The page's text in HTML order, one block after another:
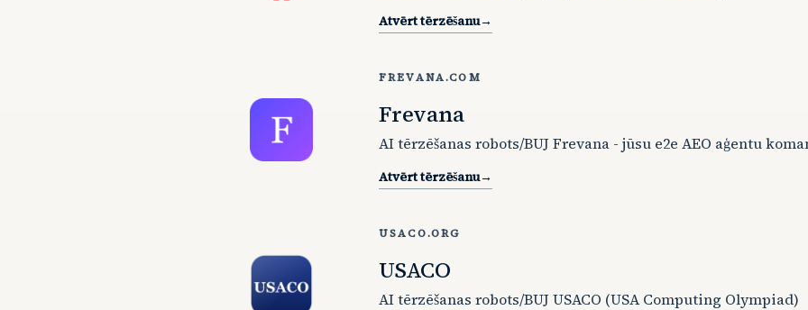
Atvērt tērzēšanu→
FREVANA.COM
Frevana
AI tērzēšanas robots/BUJ Frevana - jūsu e2e AEO aģentu
Atvērt tērzēšanu→
USACO.ORG
USACO
AI tērzēšanas robots/BUJ USACO (USA Computing Olympiad)